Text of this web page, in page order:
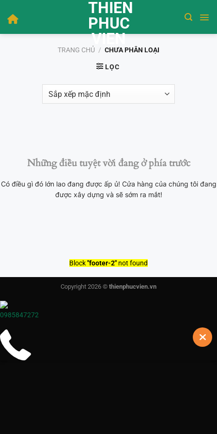
qua
THIEN
PHUC
VIEN
TRANG CHỦ / CHƯA PHÂN LOẠI
LỌC
Những điều tuyệt vời đang ở phía trước
Có điều gì đó lớn lao đang được ấp ủ! Cửa hàng của chúng tôi đang
được xây dựng và sẽ sớm ra mắt!
Block"footer-2" not found
Copyright 2026 © thienphucvien.vn
0985847272